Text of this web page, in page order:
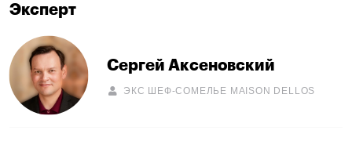
Эксперт
Сергей Аксеновский
ЭКС ШЕФ-СОМЕЛЬЕ MAISON DELLOS